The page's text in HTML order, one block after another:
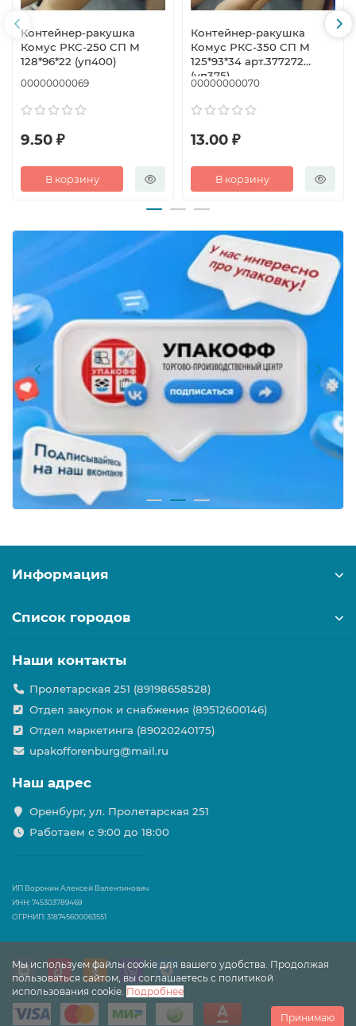
Контейнер-ракушка
Комус РКС-250 СП М
128*96*22 (уп400)
00000000069
9.50 ₽
В корзину
Контейнер-ракушка
Комус РКС-350 СП М
125*93*34 арт.377272
(уп375)
00000000070
13.00 ₽
В корзину
Мы используем файлы cookie для вашего удобства. Продолжая
пользоваться сайтом, вы соглашаетесь с политикой
использования cookie. Подробнее
Принимаю
Информация
Список городов
Наши контакты
Пролетарская 251 (89198658528)
Отдел закупок и снабжения (89512600146)
Отдел маркетинга (89020240175)
upakofforenburg@mail.ru
Наш адрес
Оренбург, ул. Пролетарская 251
Работаем с 9:00 до 18:00
ИП Воронин Алексей Валентинович
ИНН: 745303789469
ОГРНИП: 318745600063551